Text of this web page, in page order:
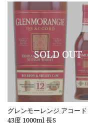
グレンモーレンジ アコー
43度 1000ml 長S